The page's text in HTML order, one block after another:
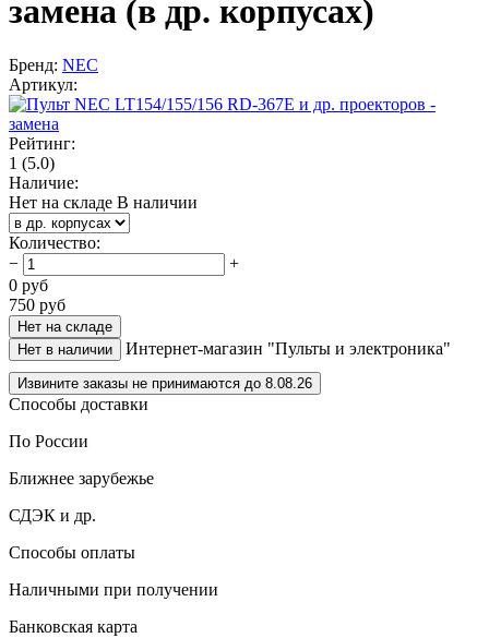
замена (в др. корпусах)
Бренд: NEC
Артикул:
Рейтинг:
1 (5.0)
Наличие:
Нет на складе В наличии
Количество:
−
+
0 руб
750 руб
Нет на складе
Нет в наличии
Интернет-магазин "Пульты и электроника"
Извините заказы не принимаются до 8.08.26
Способы доставки
По России
Ближнее зарубежье
СДЭК и др.
Способы оплаты
Наличными при получении
Банковская карта